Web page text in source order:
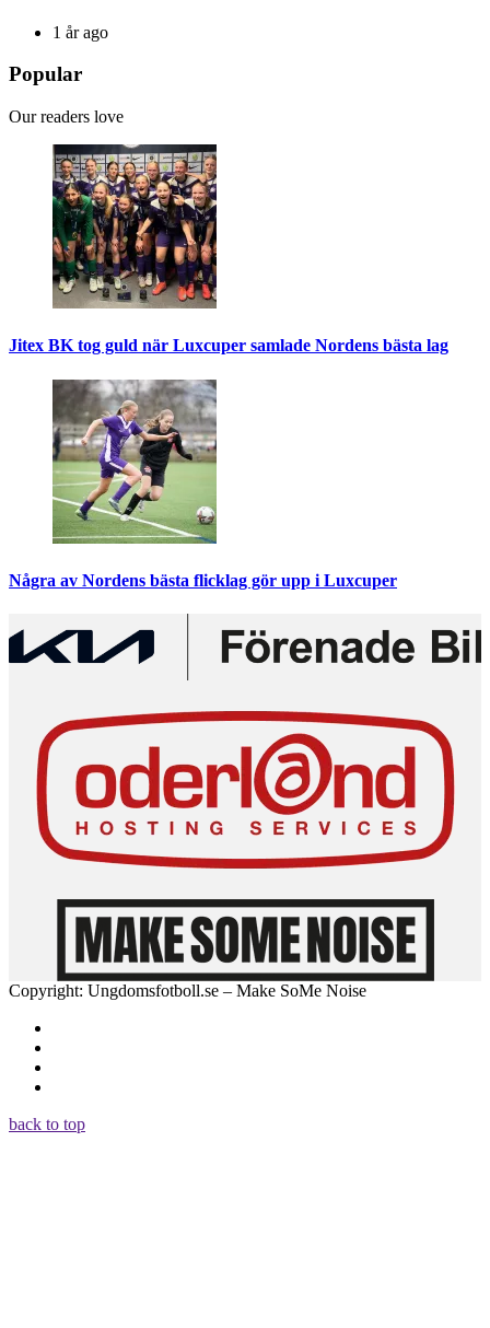
1 år ago
Popular
Our readers love
Jitex BK tog guld när Luxcuper samlade Nordens bästa lag
Några av Nordens bästa flicklag gör upp i Luxcuper
Copyright: Ungdomsfotboll.se – Make SoMe Noise
back to top